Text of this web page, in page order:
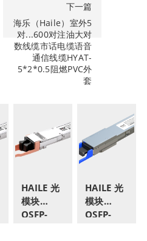
下一篇
海乐（Haile）室外5
对...600对注油大对
数线缆市话电缆语音
通信线缆HYAT-
5*2*0.5阻燃PVC外
套
HAILE 光
模块
OSFP-
HAILE 光
模块
QSFP-